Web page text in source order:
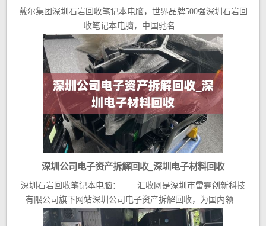
戴尔集团深圳石岩回收笔记本电脑，世界品牌500强深圳石岩回
收笔记本电脑，中国驰名...
深圳公司电子资产拆解回收_深圳电子材料回收
深圳石岩回收笔记本电脑： 汇收网是深圳市雷霆创新科技
有限公司旗下网站深圳公司电子资产拆解回收，为国内领...